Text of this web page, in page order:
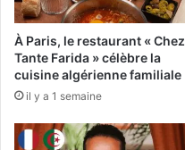
e
m
e
n
t
s
a
v
n
q
u
e
n
v
À Paris, le restaurant « Chez
Tante Farida » célèbre la
cuisine algérienne familiale
il y a 1 semaine